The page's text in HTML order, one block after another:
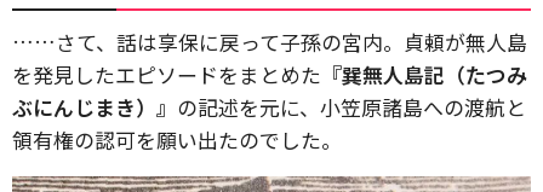
……さて、話は享保に戻って子孫の宮内。貞頼が無人島
を発見したエピソードをまとめた 『巽無人島記（たつみ
ぶにんじまき）』 の記述を元に、小笠原諸島への渡航と
領有権の認可を願い出たのでした。